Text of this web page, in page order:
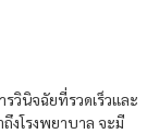
วินิจฉัยที่รวดเร็วและ
งโรงพยาบาล จะมี